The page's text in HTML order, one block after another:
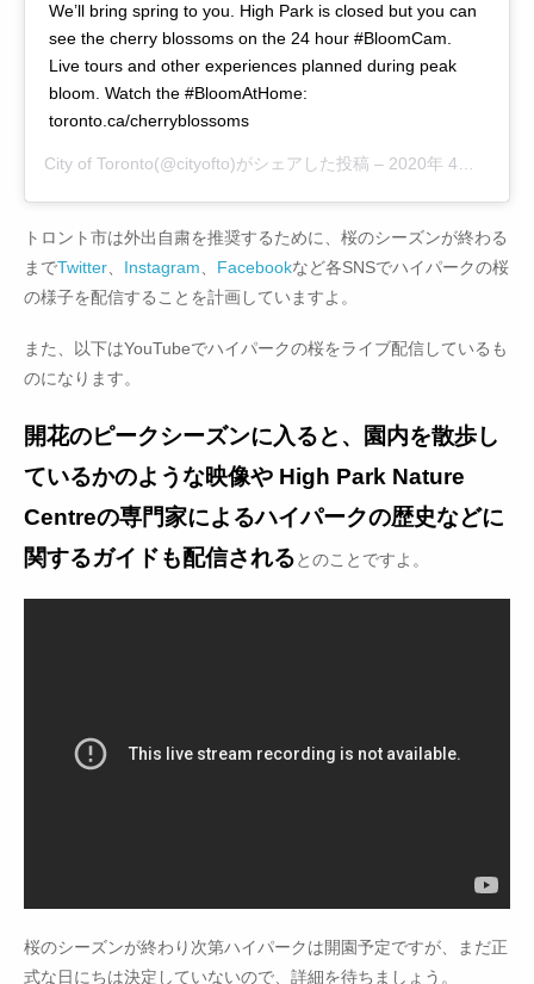
We’ll bring spring to you. High Park is closed but you can
see the cherry blossoms on the 24 hour #BloomCam.
Live tours and other experiences planned during peak
bloom. Watch the #BloomAtHome:
toronto.ca/cherryblossoms
City of Toronto(@cityofto)がシェアした投稿 – 2020年 4月月29日午前10時30分PDT
トロント市は外出自粛を推奨するために、桜のシーズンが終わる
までTwitter Instagram Facebookなど各SNSでハイパークの桜
の様子を配信することを計画していますよ。
また、以下はYouTubeでハイパークの桜をライブ配信しているも
のになります。
開花のピークシーズンに入ると、園内を散歩し
ているかのような映像や High Park Nature
Centreの専門家によるハイパークの歴史などに
関するガイドも配信されるとのことですよ。
桜のシーズンが終わり次第ハイパークは開園予定ですが、まだ正
式な日にちは決定していないので、詳細を待ちましょう。